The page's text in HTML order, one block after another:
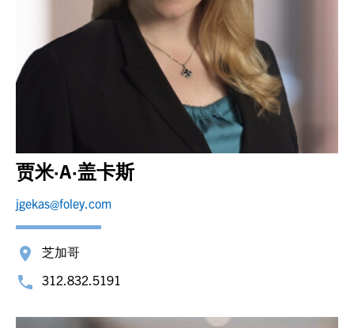
贾米·A·盖卡斯
jgekas@foley.com
芝加哥
312.832.5191